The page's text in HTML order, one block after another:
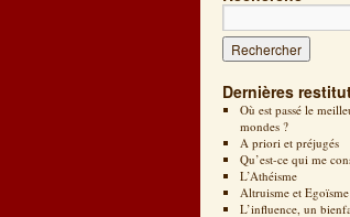
Dernières
Où est passé le
mondes ?
A priori et préjugés
Qu’est-ce qui me
L’Athéisme
Altruisme et Egoïsme
L’influence, un